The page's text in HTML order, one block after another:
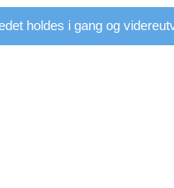
holdes i gang og